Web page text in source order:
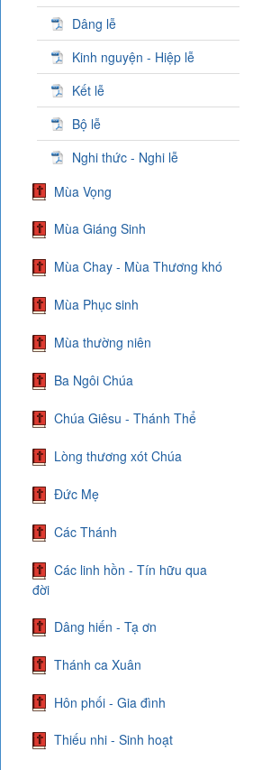
Dâng lễ
Kinh nguyện - Hiệp lễ
Kết lễ
Bộ lễ
Nghi thức - Nghi lễ
Mùa Vọng
Mùa Giáng Sinh
Mùa Chay - Mùa Thương khó
Mùa Phục sinh
Mùa thường niên
Ba Ngôi Chúa
Chúa Giêsu - Thánh Thể
Lòng thương xót Chúa
Đức Mẹ
Các Thánh
Các linh hồn - Tín hữu qua
đời
Dâng hiến - Tạ ơn
Thánh ca Xuân
Hôn phối - Gia đình
Thiếu nhi - Sinh hoạt